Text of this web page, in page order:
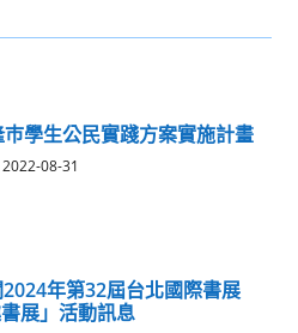
學生公民實踐方案實施計畫
2022-08-31
年第32屆台北國際書展
書展」活動訊息